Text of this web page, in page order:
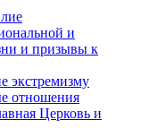
и
и призывы к
экстремизму
отношения
Церковь и